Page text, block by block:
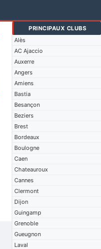
PRINCIPAUX CLUBS
Alès
AC Ajaccio
Auxerre
Angers
Amiens
Bastia
Besançon
Beziers
Brest
Bordeaux
Boulogne
Caen
Chateauroux
Cannes
Clermont
Dijon
Guingamp
Grenoble
Gueugnon
Laval